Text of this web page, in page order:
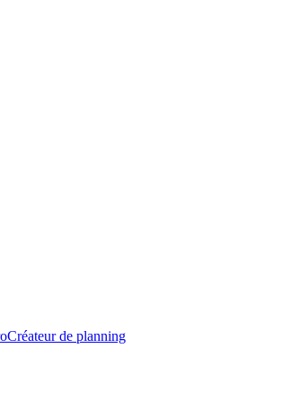
Créateur de planning